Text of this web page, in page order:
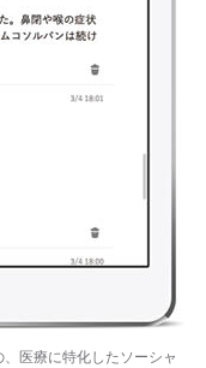
医療に特化したソーシャ